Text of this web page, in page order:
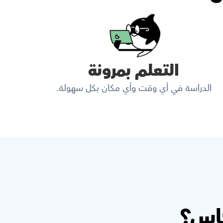
التعلم بمرونة
الدراسة في أي وقت وأي مكان بكل سهولة.